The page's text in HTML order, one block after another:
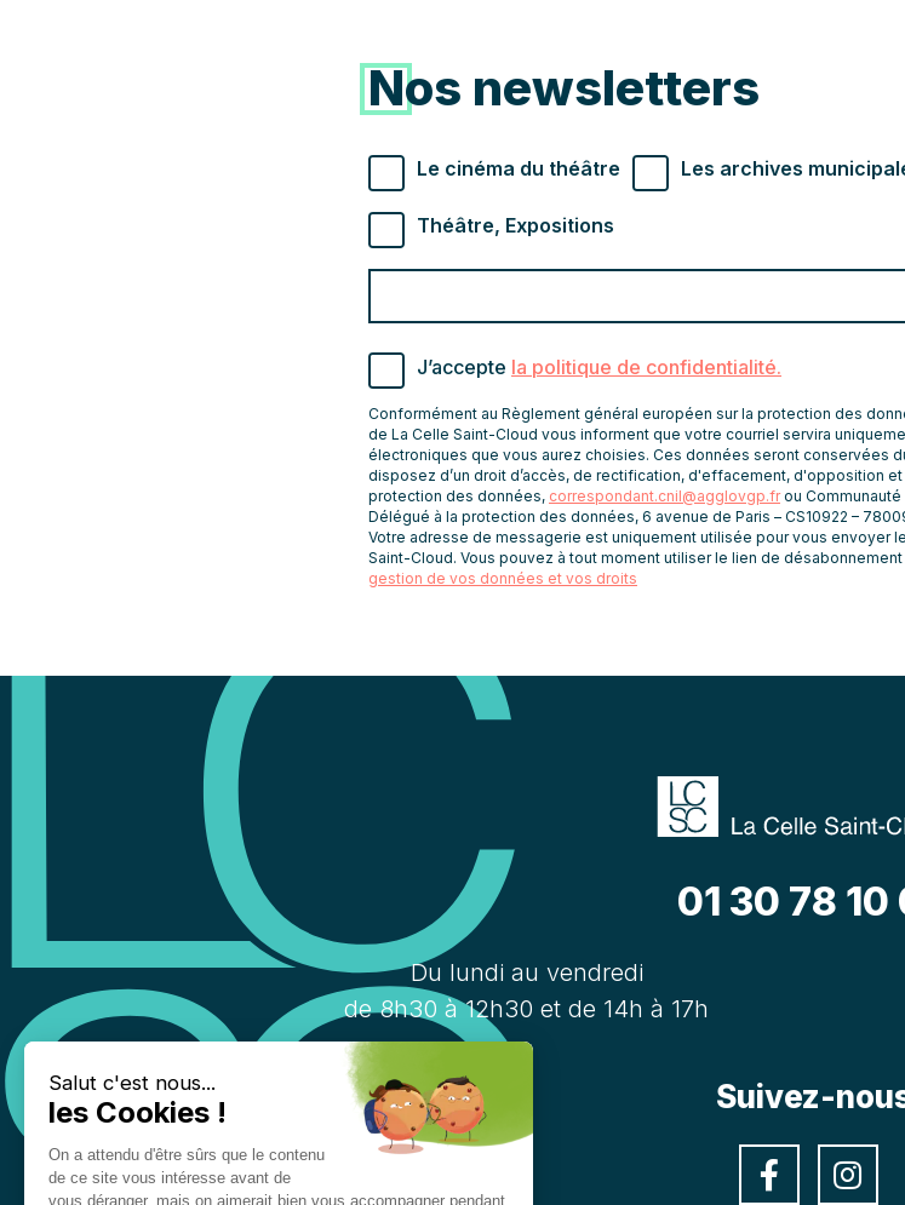
Nos newsletters
Types de newsletter souhaités
Le cinéma du théâtre Les archives
Théâtre, Expositions
recevoir
les
newsletters
J’accepte la politique de confidentialité.
Conformément au Règlement général européen sur la protection des
de La Celle Saint-Cloud vous informent que votre courriel servira
électroniques que vous aurez choisies. Ces données seront conservées
disposez d’un droit d’accès, de rectification, d'effacement, d'opposition
protection des données, correspondant.cnil@agglovgp.frou Communauté
Délégué à la protection des données, 6 avenue de Paris – CS10922 –
Votre adresse de messagerie est uniquement utilisée pour vous envoyer
Saint-Cloud. Vous pouvez à tout moment utiliser le lien de
gestion de vos données et vos droits
01 30 78 10
Du lundi au vendredi
de 8h30 à 12h30 et de 14h à 17h
Suivez-
Salut c'est nous...
les Cookies !
On a attendu d'être sûrs que le contenu
de ce site vous intéresse avant de
vous déranger, mais on aimerait bien vous accompagner pendant